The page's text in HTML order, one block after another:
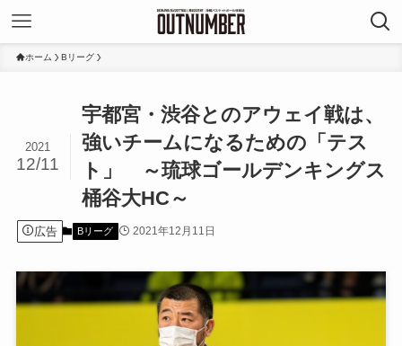
ホーム Bリーグ
宇都宮・渋谷とのアウェイ戦は、
強いチームになるための「テス
ト」 ～琉球ゴールデンキングス
桶谷大HC～
2021
12/11
広告 Bリーグ 2021年12月11日